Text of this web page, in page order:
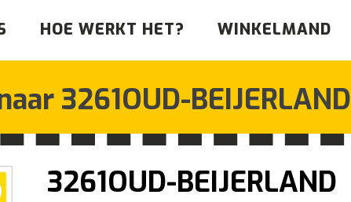
HOE WERKT HET? WINKELMAND
3261OUD-BEIJERLAND
3261OUD-BEIJERLAND